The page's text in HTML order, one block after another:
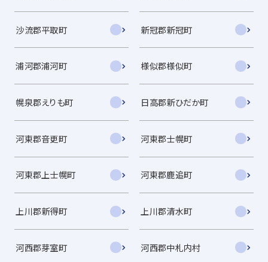
沙流郡平取町 新冠郡新冠町
浦河郡浦河町 様似郡様似町
幌泉郡えりも町 日高郡新ひだか町
河東郡音更町 河東郡士幌町
河東郡上士幌町 河東郡鹿追町
上川郡新得町 上川郡清水町
河西郡芽室町 河西郡中札内村